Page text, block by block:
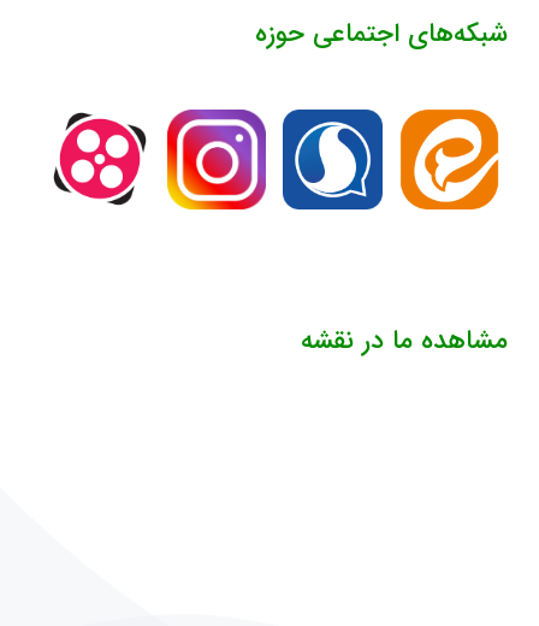
شبکه‌های اجتماعی حوزه
مشاهده ما در نقشه